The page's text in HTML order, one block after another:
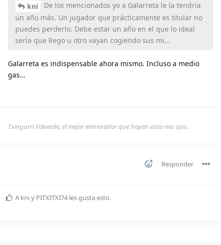
kni
De los mencionados yo a Galarreta le la tendría
un año más. Un jugador que prácticamente es titular no
puedes perderlo. Debe estar un año en el que lo ideal
sería que Rego u otro vayan cogiendo sus mi...
Galarreta es indispensable ahora mismo. Incluso a medio
gas…
Txingurri Valverde, el mejor entrenador que hayan visto mis ojos.
Responder
A kniy PITXITXI74 les gusta esto.